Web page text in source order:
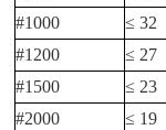
#1000
≤ 32
#1200
≤ 27
#1500
≤ 23
#2000
≤ 19